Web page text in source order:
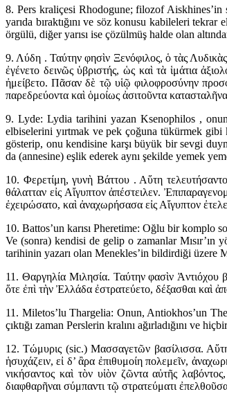
8. Pers kraliçesi Rhodogune; filozof Aiskhines’in
yarıda bıraktığını ve söz konusu kabileleri
örgülü, diğer yarısı ise çözülmüş halde olan
9. Λύδη . Ταύτην φησὶν Ξενόφιλος, ὁ τὰς
ἐγένετο δεινῶς ὑβριστής, ὡς καὶ τὰ ἱμάτια
ἠμείβετο. Πᾶσαν δὲ τῷ υἱῷ φιλοφροσύνην
παρεδρεύοντα καὶ ὁμοίως ἀσιτοῦντα
9. Lyde: Lydia tarihini yazan Ksenophilos , onun
elbiselerini yırtmak ve pek çoğuna tükürmek gibi
gösterip, onu kendisine karşı büyük bir sevgi
da (annesine) eşlik ederek aynı şekilde yemek
10. Φερετίμη, γυνὴ Βάττου . Αὕτη
θάλατταν εἰς Αἴγυπτον ἀπέστειλεν.
ἐχειρώσατο, καὶ ἀναχωρήσασα εἰς Αἴγυπτον
10. Battos’un karısı Pheretime: Oğlu bir komplo
Ve (sonra) kendisi de gelip o zamanlar
tarihinin yazarı olan Menekles’in bildirdiği üzere
11. Θαργηλία Μιλησία. Ταύτην φασὶν Ἀντιόχου
ὅτε ἐπὶ τὴν Ἐλλάδα ἐστρατεύετο, δέξασθαι καὶ
11. Miletos’lu Thargelia: Onun, Antiokhos’un
çıktığı zaman Perslerin kralını ağırladığını ve
12. Τώμυρις (sic.) Μασσαγετῶν βασίλισσα.
ἡσυχάζειν, εἰ δ’ ἂρα ἐπιθυμοίη πολεμεῖν,
νικήσαντος καὶ τὸν υἱὸν ζῶντα αὐτῆς
διαφθαρῆναι σύμπαντι τῷ στρατεύματι